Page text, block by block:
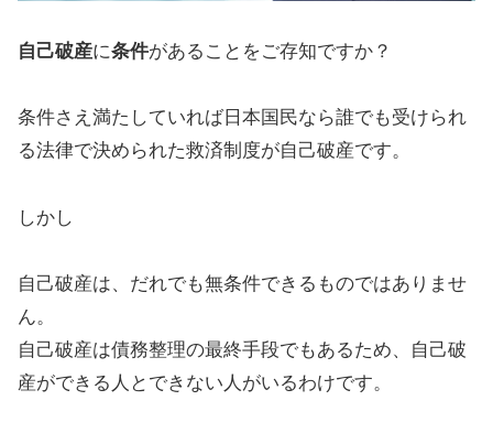
自己破産に条件があることをご存知ですか？
条件さえ満たしていれば日本国民なら誰でも受けられ
る法律で決められた救済制度が自己破産です。
しかし
自己破産は、だれでも無条件できるものではありませ
ん。
自己破産は債務整理の最終手段でもあるため、自己破
産ができる人とできない人がいるわけです。